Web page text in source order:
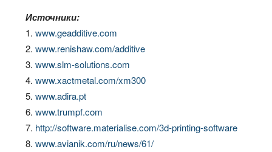
Источники:
1. www.geadditive.com
2. www.renishaw.com/additive
3. www.slm-solutions.com
4. www.xactmetal.com/xm300
5. www.adira.pt
6. www.trumpf.com
7. http://software.materialise.com/3d-printing-software
8. www.avianik.com/ru/news/61/